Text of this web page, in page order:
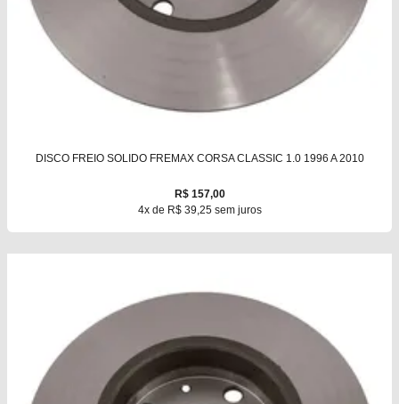
DISCO FREIO SOLIDO FREMAX CORSA CLASSIC 1.0 1996 A 2010
R$ 157,00
4x de R$ 39,25 sem juros